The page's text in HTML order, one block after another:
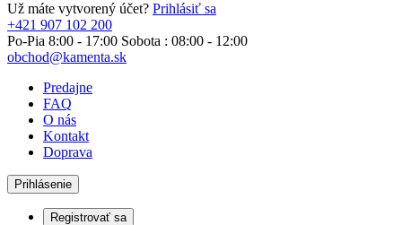
Už máte vytvorený účet? Prihlásiť sa
+421 907 102 200
Po-Pia 8:00 - 17:00 Sobota : 08:00 - 12:00
obchod@kamenta.sk
Predajne
FAQ
O nás
Kontakt
Doprava
Prihlásenie
Registrovať sa